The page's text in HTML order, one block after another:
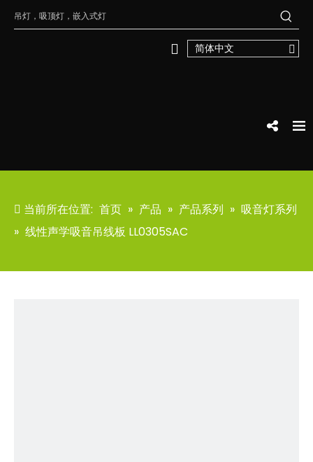
简体中文
当前所在位置: 首页 » 产品 » 产品系列 » 吸音灯系列
» 线性声学吸音吊线板 LL0305SAC